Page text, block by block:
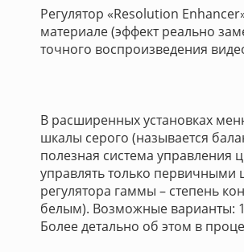
Регулятор «Resolution
материале (эффект реально
точного воспроизведения
В расширенных установках
шкалы серого (называется
полезная система управления
управлять только
регулятора гаммы – степень
белым). Возможные варианты:
Более детально об этом в